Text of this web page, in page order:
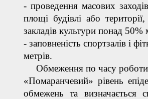
- проведення масових
площі будівлі або
закладів культури понад 50%
- заповненість спортзалів і
метрів.
Обмеження по часу роботи
«Помаранчевий» рівень
обмежень та визначається